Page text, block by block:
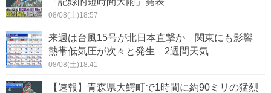
08/08(土)18:57
来週は台風15号が北日本直撃か 関東にも影響
熱帯低気圧が次々と発生 2週間天気
08/08(土)18:41
【速報】青森県大鰐町で1時間に約90ミリの猛烈